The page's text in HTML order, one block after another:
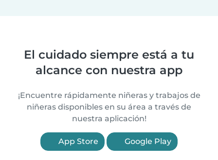
El cuidado siempre está a tu
alcance con nuestra app
¡Encuentre rápidamente niñeras y trabajos de
niñeras disponibles en su área a través de
nuestra aplicación!
App Store Google Play